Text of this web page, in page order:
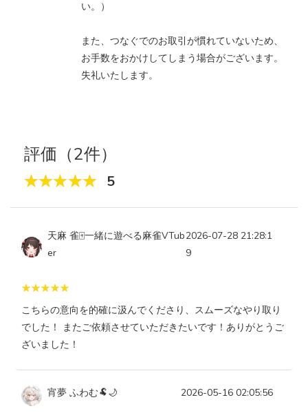
い。）
また、つなぐでのお取引が慣れていないため、
お手数をおかけしてしまう場合がございます。
失礼いたします。
評価（2件）
5
天麻 雀🀄️一緒に遊べる麻雀VTub
er
2026-07-28 21:28:1
9
こちらの意向を的確に汲んでくださり、スムーズなやり取り
でした！ またご依頼させていただきたいです！ありがとうご
ざいました！
宵夢 ふわむ🐏🌙 2026-05-16 02:05:56